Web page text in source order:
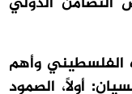
وأهم
أولاً، الصمود